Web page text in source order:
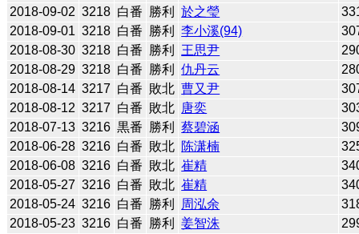
2018-09-02 3218 白番 勝利 於之瑩
2018-09-01 3218 白番 勝利 李小溪(94)
2018-08-30 3218 白番 勝利 王思尹
2018-08-29 3218 白番 勝利 仇丹云
2018-08-14 3217 白番 敗北 曹又尹
2018-08-12 3217 白番 敗北 唐奕
2018-07-13 3216 黒番 勝利 蔡碧涵
2018-06-28 3216 白番 敗北 陈潇楠
2018-06-08 3216 白番 敗北 崔精
2018-05-27 3216 白番 敗北 崔精
2018-05-24 3216 白番 勝利 周泓余
2018-05-23 3216 白番 勝利 姜智洙